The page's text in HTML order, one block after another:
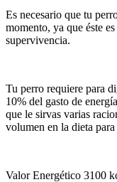
Es necesario que tu
momento, ya que éste
supervivencia.
Tu perro requiere para
10% del gasto de
que le sirvas varias
volumen en la dieta para
Valor Energético 3100